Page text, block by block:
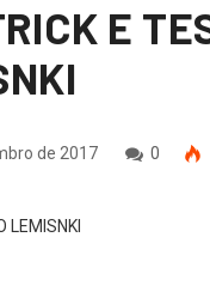
E
de 2017 0